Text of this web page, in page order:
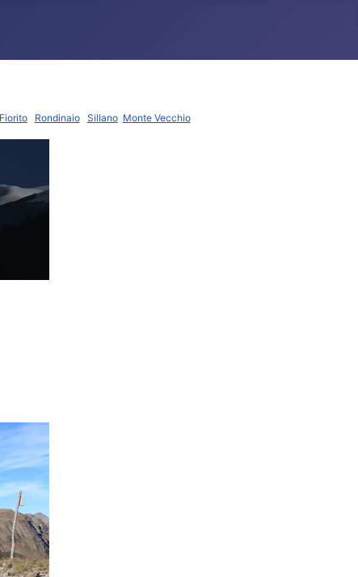
Rondinaio Sillano Monte Vecchio